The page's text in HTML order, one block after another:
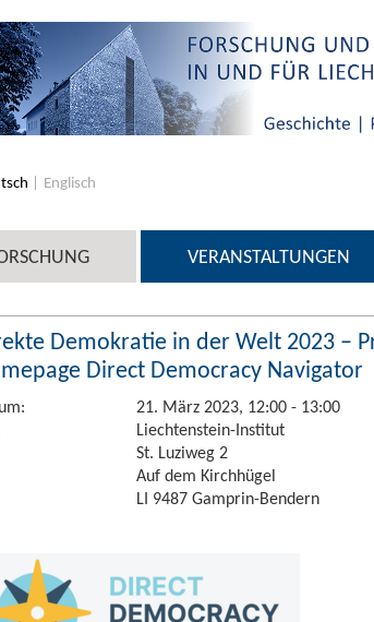
Englisch
VERANSTALTUNGEN
Demokratie in der Welt 2023 –
Direct Democracy Navigator
21. März 2023, 12:00 - 13:00
Liechtenstein-Institut
St. Luziweg 2
Auf dem Kirchhügel
LI 9487 Gamprin-Bendern